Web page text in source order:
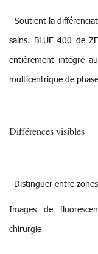
Soutient la
sains. BLUE 400 de
entièrement intégré
multicentrique de
Différences visibles
Distinguer entre
Images de
chirurgie